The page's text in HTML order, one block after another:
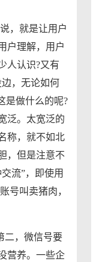
，就是让用户
户理解，用户
人认识?又有
，无论如何
是做什么的呢?
泛。太宽泛的
称，就不如北
，但是注意不
流”，即使用
号叫卖猪肉，
二，微信号要
营养。一些企